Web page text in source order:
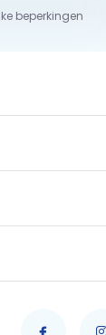
beperkingen